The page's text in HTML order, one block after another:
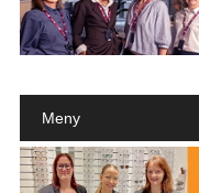
Main menu
Meny